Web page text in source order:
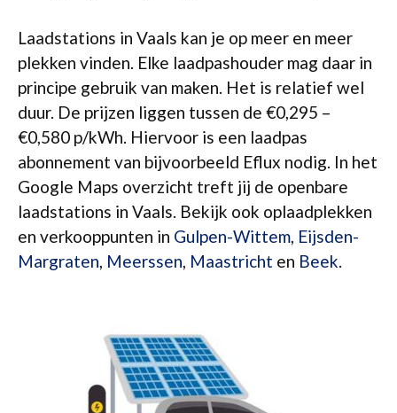
Laadstations in Vaals kan je op meer en meer
plekken vinden. Elke laadpashouder mag daar in
principe gebruik van maken. Het is relatief wel
duur. De prijzen liggen tussen de €0,295 –
€0,580 p/kWh. Hiervoor is een laadpas
abonnement van bijvoorbeeld Eflux nodig. In het
Google Maps overzicht treft jij de openbare
laadstations in Vaals. Bekijk ook oplaadplekken
en verkooppunten in Gulpen-Wittem, Eijsden-
Margraten, Meerssen, Maastricht en Beek.